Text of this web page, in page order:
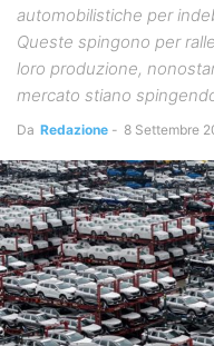
automobilistiche per
Queste spingono per
loro produzione,
mercato stiano
Da Redazione - 8 Settembre